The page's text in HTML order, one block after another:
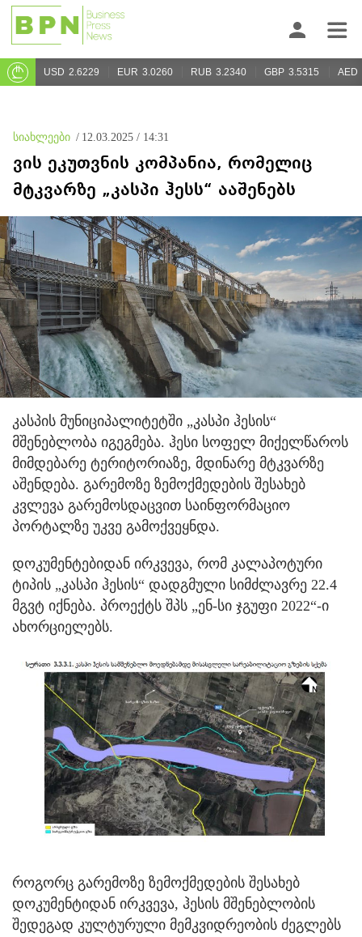
USD 2.6229 EUR 3.0260 RUB 3.2340 GBP 3.5315 AED
სიახლეები / 12.03.2025 / 14:31
ვის ეკუთვნის კომპანია, რომელიც
მტკვარზე „კასპი ჰესს“ ააშენებს
კასპის მუნიციპალიტეტში „კასპი ჰესის“
მშენებლობა იგეგმება. ჰესი სოფელ მიქელწაროს
მიმდებარე ტერიტორიაზე, მდინარე მტკვარზე
აშენდება. გარემოზე ზემოქმედების შესახებ
კვლევა გარემოსდაცვით საინფორმაციო
პორტალზე უკვე გამოქვეყნდა.
დოკუმენტებიდან ირკვევა, რომ კალაპოტური
ტიპის „კასპი ჰესის“ დადგმული სიმძლავრე 22.4
მგვტ იქნება. პროექტს შპს „ენ-სი ჯგუფი 2022“-ი
ახორციელებს.
როგორც გარემოზე ზემოქმედების შესახებ
დოკუმენტიდან ირკვევა, ჰესის მშენებლობის
შედეგად კულტურული მემკვიდრეობის ძეგლებს